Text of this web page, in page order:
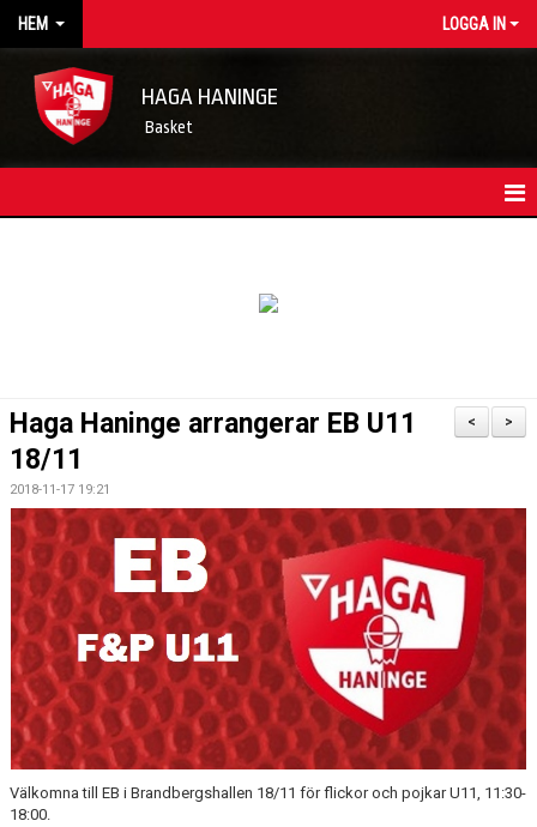
HEM LOGGA IN
HAGA HANINGE
Basket
OM FÖRENINGEN/INFORMATION
FÖRENINGSFÖRSÄLJNING
HAGA-SHOPPEN
BILDGALLERI
TIDSLINJE
>
<
Haga Haninge arrangerar EB U11
18/11
2018-11-17 19:21
Välkomna till EB i Brandbergshallen 18/11 för flickor och pojkar U11, 11:30-
18:00.